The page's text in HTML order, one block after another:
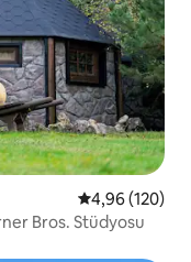
5 üzerinden
4,96 (120)
Bros. Stüdyosu